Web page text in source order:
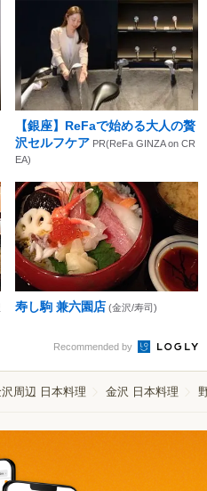
【銀座】ReFaで始める大人の贅
沢セルフケア PR(ReFa GINZA on CR
EA)
寿し駒 兼六園店 (金沢/寿司)
Recommended by
周辺 日本料理 金沢 日本料理